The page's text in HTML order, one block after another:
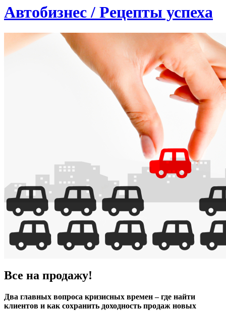
Автобизнес / Рецепты успеха
Все на продажу!
Два главных вопроса кризисных времен – где найти
клиентов и как сохранить доходность продаж новых